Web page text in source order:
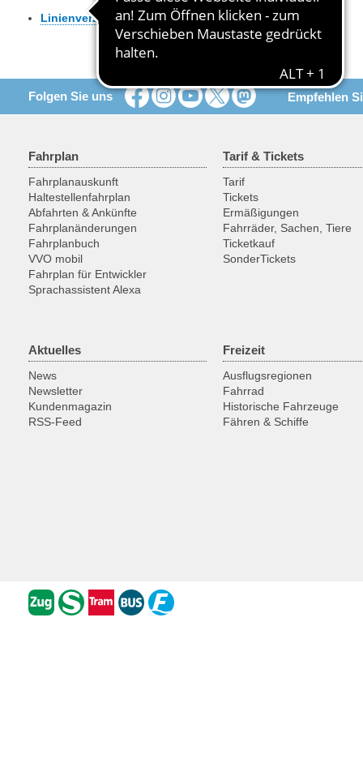
Linienverzeichnis (PDF, 677 KB)
Folgen Sie uns Empfehlen
Fahrplan
Fahrplanauskunft
Haltestellenfahrplan
Abfahrten & Ankünfte
Fahrplanänderungen
Fahrplanbuch
VVO mobil
Fahrplan für Entwickler
Sprachassistent Alexa
Tarif & Tickets
Tarif
Tickets
Ermäßigungen
Fahrräder, Sachen, Tiere
Ticketkauf
SonderTickets
Aktuelles
News
Newsletter
Kundenmagazin
RSS-Feed
Freizeit
Ausflugsregionen
Fahrrad
Historische Fahrzeuge
Fähren & Schiffe